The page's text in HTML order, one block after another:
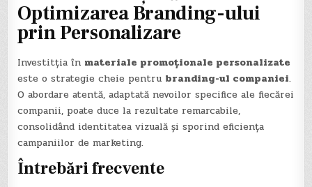
Optimizarea Branding-ului
prin Personalizare
Investitția în materiale promoționale personalizate
este o strategie cheie pentru branding-ul companiei.
O abordare atentă, adaptată nevoilor specifice ale fiecărei
companii, poate duce la rezultate remarcabile,
consolidând identitatea vizuală și sporind eficiența
campaniilor de marketing.
Întrebări frecvente